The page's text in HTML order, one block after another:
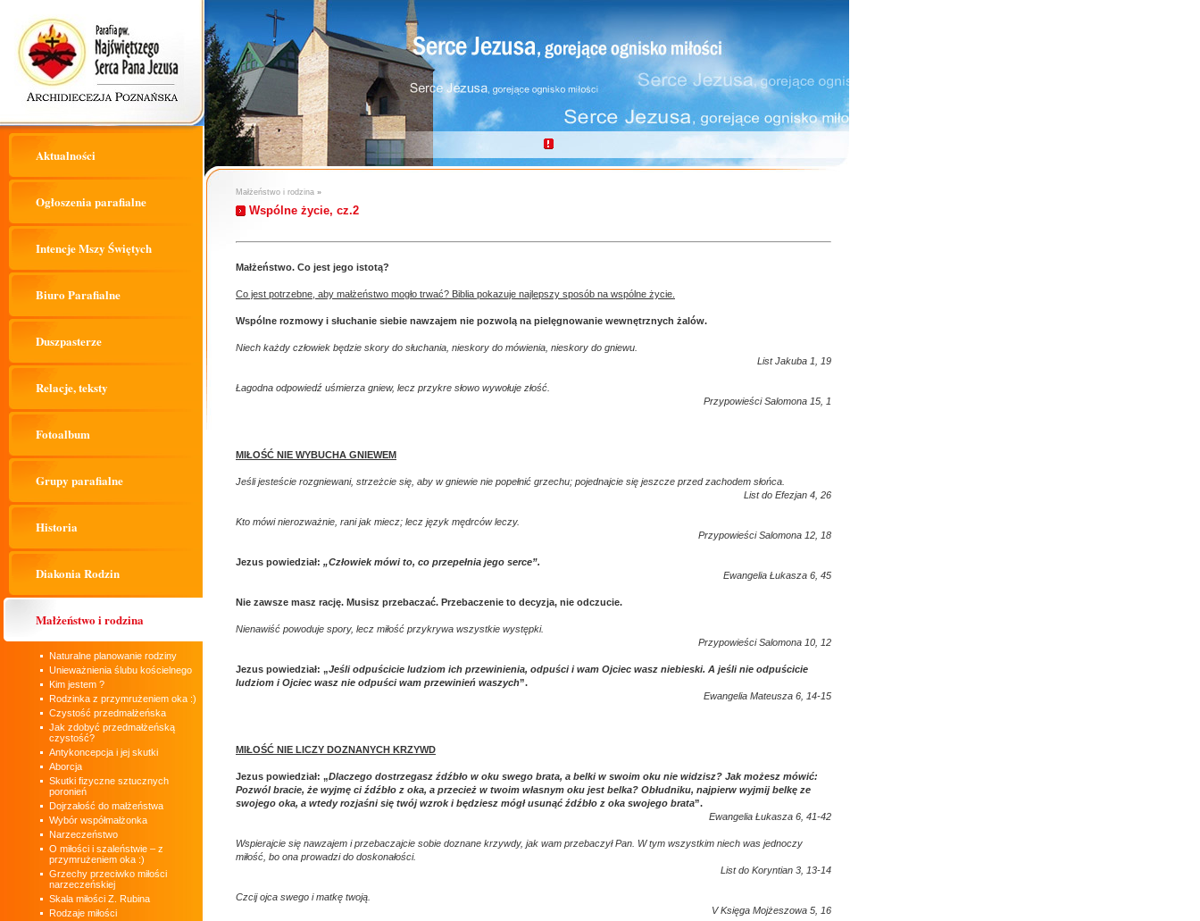
Aktualności
Ogłoszenia parafialne
Intencje Mszy Świętych
Biuro Parafialne
Duszpasterze
Relacje, teksty
Fotoalbum
Grupy parafialne
Historia
Diakonia Rodzin
Małżeństwo i rodzina
Naturalne planowanie rodziny
Unieważnienia ślubu kościelnego
Kim jestem ?
Rodzinka z przymrużeniem oka :)
Czystość przedmałżeńska
Jak zdobyć przedmałżeńską
czystość?
Antykoncepcja i jej skutki
Aborcja
Skutki fizyczne sztucznych
poronień
Dojrzałość do małżeństwa
Wybór współmałżonka
Narzeczeństwo
O miłości i szaleństwie – z
przymrużeniem oka :)
Grzechy przeciwko miłości
narzeczeńskiej
Skala miłości Z. Rubina
Rodzaje miłości
Małżeństwo i rodzina »
Wspólne życie, cz.2
Małżeństwo. Co jest jego istotą?
Co jest potrzebne, aby małżeństwo mogło trwać? Biblia pokazuje najlepszy sposób na wspólne życie.
Wspólne rozmowy i słuchanie siebie nawzajem nie pozwolą na pielęgnowanie wewnętrznych żalów.
Niech każdy człowiek będzie skory do słuchania, nieskory do mówienia, nieskory do gniewu.
List Jakuba 1, 19
Łagodna odpowiedź uśmierza gniew, lecz przykre słowo wywołuje złość.
Przypowieści Salomona 15, 1
MIŁOŚĆ NIE WYBUCHA GNIEWEM
Jeśli jesteście rozgniewani, strzeżcie się, aby w gniewie nie popełnić grzechu; pojednajcie się jeszcze przed zachodem słońca.
List do Efezjan 4, 26
Kto mówi nierozważnie, rani jak miecz; lecz język mędrców leczy.
Przypowieści Salomona 12, 18
Jezus powiedział: „Człowiek mówi to, co przepełnia jego serce”.
Ewangelia Łukasza 6, 45
Nie zawsze masz rację. Musisz przebaczać. Przebaczenie to decyzja, nie odczucie.
Nienawiść powoduje spory, lecz miłość przykrywa wszystkie występki.
Przypowieści Salomona 10, 12
Jezus powiedział: „Jeśli odpuścicie ludziom ich przewinienia, odpuści i wam Ojciec wasz niebieski. A jeśli nie odpuścicie
ludziom i Ojciec wasz nie odpuści wam przewinień waszych”.
Ewangelia Mateusza 6, 14-15
MIŁOŚĆ NIE LICZY DOZNANYCH KRZYWD
Jezus powiedział: „Dlaczego dostrzegasz źdźbło w oku swego brata, a belki w swoim oku nie widzisz? Jak możesz mówić:
Pozwól bracie, że wyjmę ci źdźbło z oka, a przecież w twoim własnym oku jest belka? Obłudniku, najpierw wyjmij belkę ze
swojego oka, a wtedy rozjaśni się twój wzrok i będziesz mógł usunąć źdźbło z oka swojego brata”.
Ewangelia Łukasza 6, 41-42
Wspierajcie się nawzajem i przebaczajcie sobie doznane krzywdy, jak wam przebaczył Pan. W tym wszystkim niech was jednoczy
miłość, bo ona prowadzi do doskonałości.
List do Koryntian 3, 13-14
Czcij ojca swego i matkę twoją.
V Księga Mojżeszowa 5, 16